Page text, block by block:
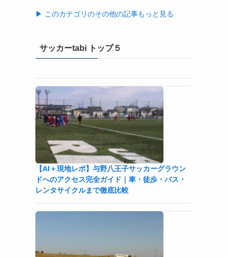
▶ このカテゴリのその他の記事もっと見る
サッカーtabi トップ５
【AI＋現地レポ】与野八王子󠁣󠁴󠁿󠁣󠁴󠁿サッカーグラウン
ドへのアクセス完全ガイド｜車・徒歩・バス・
レンタサイクルまで徹底比較